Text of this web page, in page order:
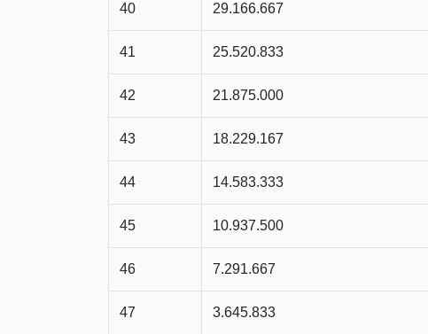
40 29.166.667
41 25.520.833
42 21.875.000
43 18.229.167
44 14.583.333
45 10.937.500
46 7.291.667
47 3.645.833